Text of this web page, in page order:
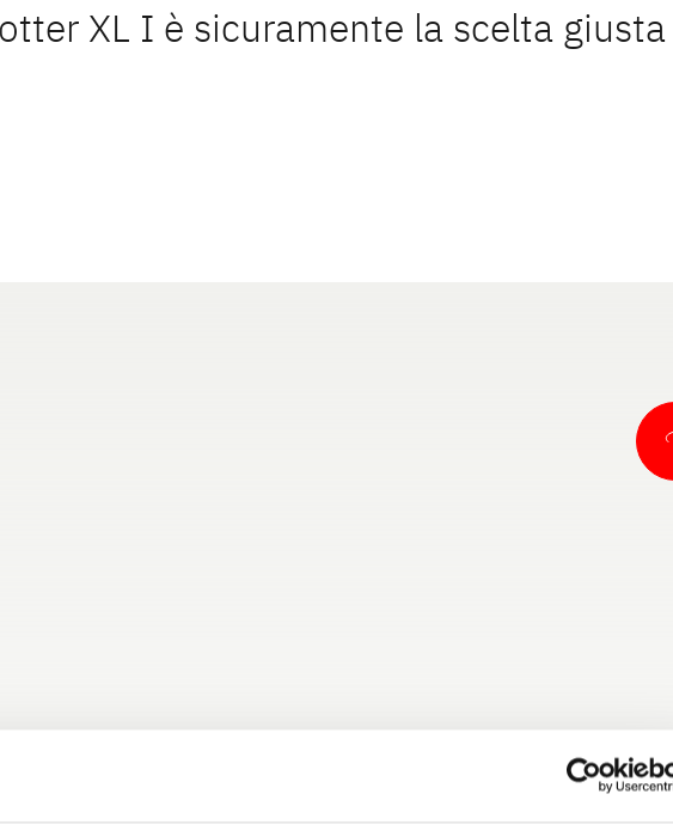
XL I è sicuramente la scelta giusta